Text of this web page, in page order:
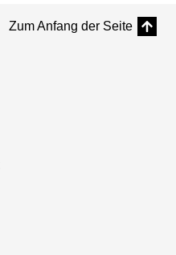
Zum Anfang der Seite